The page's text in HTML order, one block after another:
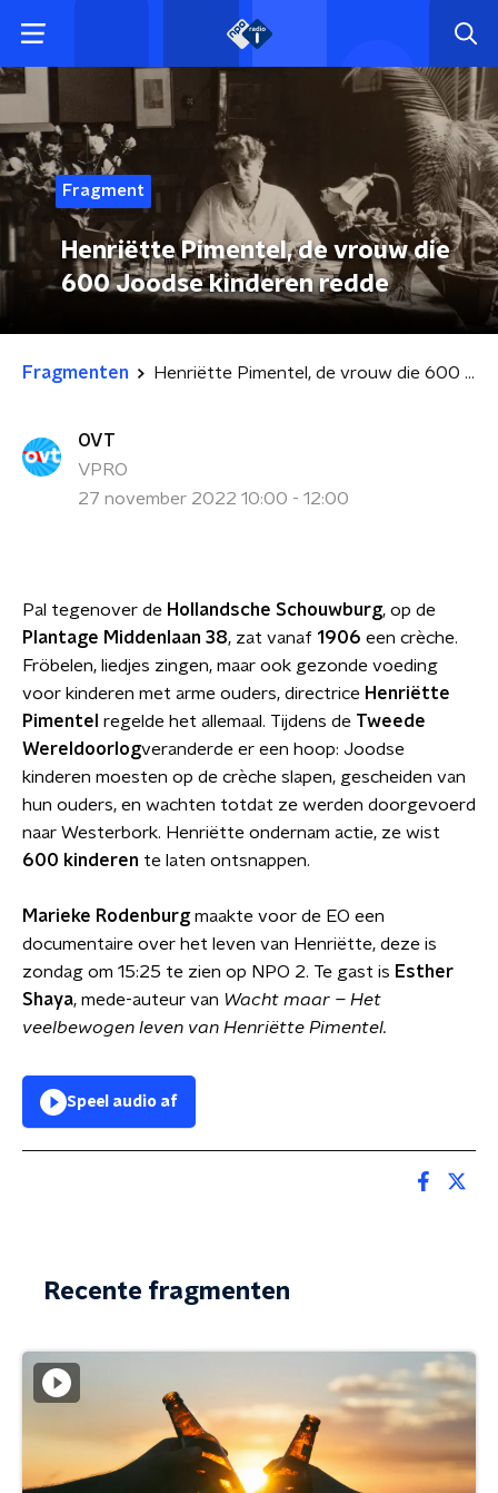
Fragment
Henriëtte Pimentel, de vrouw die
600 Joodse kinderen redde
Fragmenten Henriëtte Pimentel, de vrouw die 600 Joodse kinderen redde
OVT
VPRO
27 november 2022 10:00 - 12:00
Pal tegenover de Hollandsche Schouwburg, op de
Plantage Middenlaan 38, zat vanaf 1906 een crèche.
Fröbelen, liedjes zingen, maar ook gezonde voeding
voor kinderen met arme ouders, directrice Henriëtte
Pimentel regelde het allemaal. Tijdens de Tweede
Wereldoorlogveranderde er een hoop: Joodse
kinderen moesten op de crèche slapen, gescheiden van
hun ouders, en wachten totdat ze werden doorgevoerd
naar Westerbork. Henriëtte ondernam actie, ze wist
600 kinderen te laten ontsnappen.
Marieke Rodenburgmaakte voor de EO een
documentaire over het leven van Henriëtte, deze is
zondag om 15:25 te zien op NPO 2. Te gast is Esther
Shaya, mede-auteur van Wacht maar – Het
veelbewogen leven van Henriëtte Pimentel.
Speel audio af
Recente fragmenten